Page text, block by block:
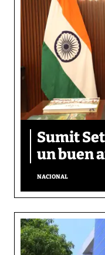
Sumit
un buen
NACIONAL